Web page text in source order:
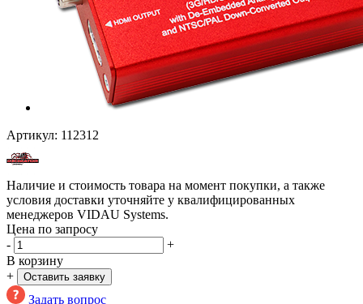
Артикул: 112312
Наличие и стоимость товара на момент покупки, а также
условия доставки уточняйте у квалифицированных
менеджеров VIDAU Systems.
Цена по запросу
-
+
В корзину
+
Оставить заявку
Задать вопрос